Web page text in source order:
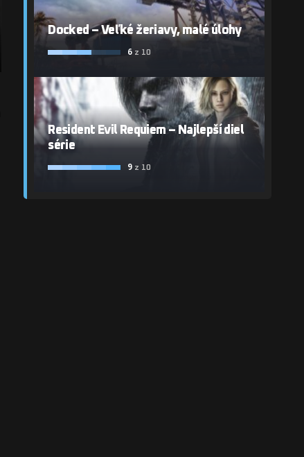
Docked – Veľké žeriavy, malé úlohy
6 z 10
Resident Evil Requiem – Najlepší diel
série
9 z 10